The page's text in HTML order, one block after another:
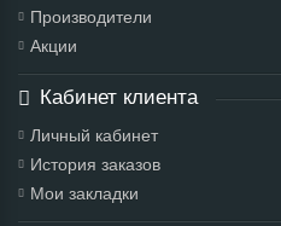
Производители
Акции
Кабинет клиента
Личный кабинет
История заказов
Мои закладки